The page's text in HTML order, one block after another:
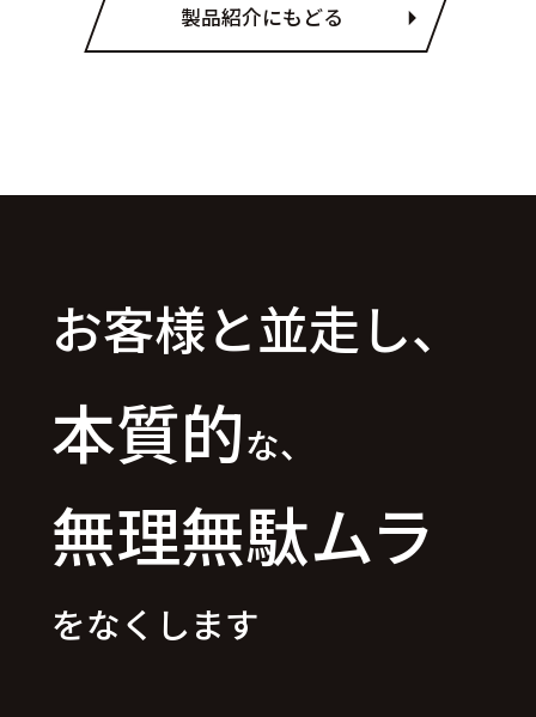
製品紹介にもどる
お客様と並走し、
本質的な、
無理無駄ムラ
をなくします